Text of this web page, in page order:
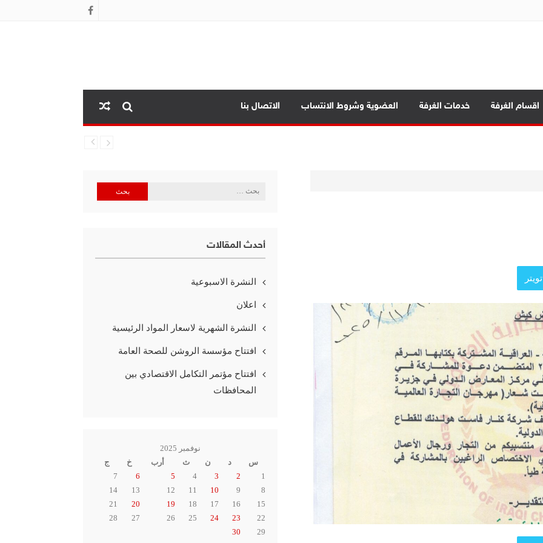
اقسام الغرفة خدمات الغرفة العضوية وشروط الانتساب الاتصال بنا
الرئيسية
الرئيسية
البحث
أحدث المقالات
النشرة الاسبوعية
اعلان
النشرة الشهرية لاسعار المواد الرئيسية
افتتاح مؤسسة الروشن للصحة العامة
افتتاح مؤتمر التكامل الاقتصادي بين
المحافظات
نوفمبر 2025
س
د ن ث أرب خ
ج
1
2
3
4
5
6
7
8
9
10
11
12
13
14
15
16
17
18
19
20
21
22
23
24
25
26
27
28
29
30